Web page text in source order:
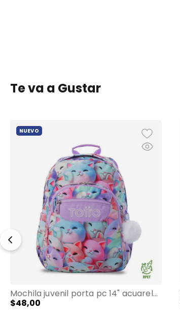
Te va a Gustar
Mochila juvenil porta pc 14" acuarela lila
NUEVO
$48,00